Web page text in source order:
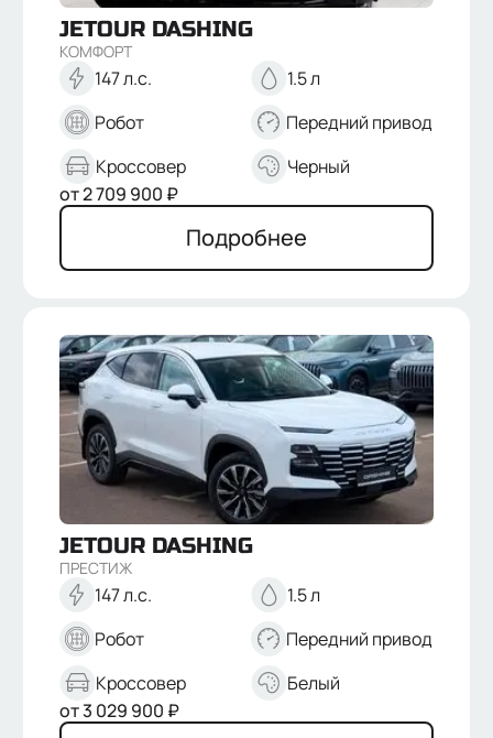
Белый
Черный
Зеленый
Коричневый
Синий
Серый
JETOUR DASHING
КОМФОРТ
147 л.с.
1.5 л
Робот
Передний привод
Кроссовер
Черный
от2 709 900 ₽
Подробнее
JETOUR DASHING
ПРЕСТИЖ
147 л.с.
1.5 л
Робот
Передний привод
Кроссовер
Белый
от3 029 900 ₽